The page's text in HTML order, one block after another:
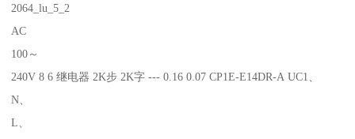
2064_lu_5_2
AC
100～
240V 8 6 继电器 2K步 2K字 --- 0.16 0.07 CP1E-E14DR-A UC1、
N、
L、